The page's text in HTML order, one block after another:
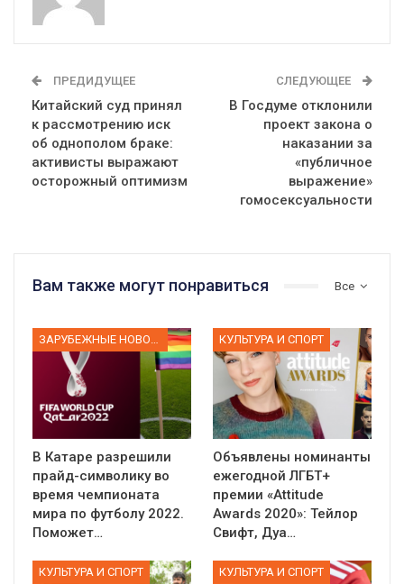
ПРЕДИДУЩЕЕ
Китайский суд принял
к рассмотрению иск
об однополом браке:
активисты выражают
осторожный оптимизм
СЛЕДУЮЩЕЕ
В Госдуме отклонили
проект закона о
наказании за
«публичное
выражение»
гомосексуальности
Все
Вам также могут понравиться
В Катаре разрешили
прайд-символику во
время чемпионата
мира по футболу 2022.
Поможет…
КУЛЬТУРА И СПОРТ
Объявлены номинанты
ежегодной ЛГБТ+
премии «Attitude
Awards 2020»: Тейлор
Свифт, Дуа…
КУЛЬТУРА И СПОРТ КУЛЬТУРА И СПОРТ